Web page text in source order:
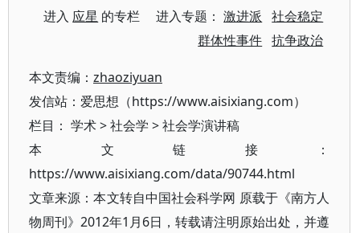
进入 应星 的专栏 进入专题：激进派
社会稳定
群体性事件 抗争政治
本文责编： zhaoziyuan
发信站：爱思想（https://www.aisixiang.com）
栏目： 学术>社会学 >社会学演讲稿
本文链接：
https://www.aisixiang.com/data/90744.html
文章来源：本文转自中国社会科学网 原载于《南方人
物周刊》2012年1月6日，转载请注明原始出处，并遵